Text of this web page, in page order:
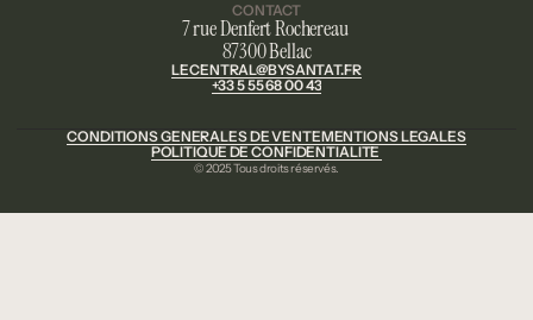
CONTACT
7 rue Denfert Rochereau
87300 Bellac
LECENTRAL@BYSANTAT.FR
+33 5 55 68 00 43
CONDITIONS GÉNÉRALES DE VENTEMENTIONS LÉGALES
POLITIQUE DE CONFIDENTIALITÉ
© 2025 Tous droits réservés.